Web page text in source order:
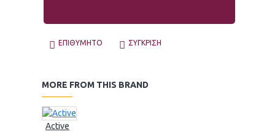
ΕΠΙΘΥΜΗΤΌ ΣΎΓΚΡΙΣΗ
MORE FROM THIS BRAND
Active